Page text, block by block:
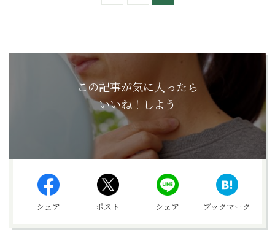
この記事が気に入ったら
いいね！しよう
シェア ポスト シェア ブックマーク